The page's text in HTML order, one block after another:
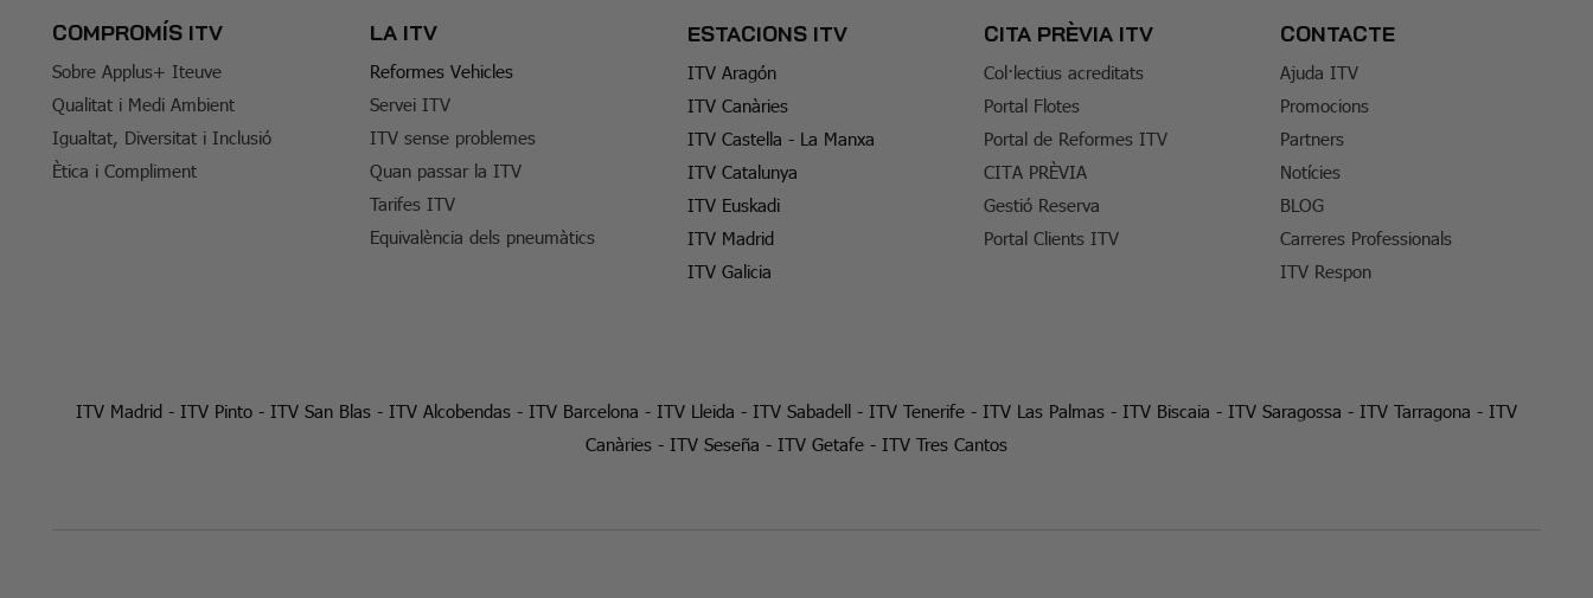
COMPROMÍS ITV
Sobre Applus+ Iteuve
Qualitat i Medi Ambient
Igualtat, Diversitat i Inclusió
Ètica i Compliment
LA ITV
Reformes Vehicles
Servei ITV
ITV sense problemes
Quan passar la ITV
Tarifes ITV
Equivalència dels pneumàtics
ESTACIONS ITV
ITV Aragón
ITV Canàries
ITV Castella - La Manxa
ITV Catalunya
ITV Euskadi
ITV Madrid
ITV Galicia
CITA PRÈVIA ITV
Col·lectius acreditats
Portal Flotes
Portal de Reformes ITV
CITA PRÈVIA
Gestió Reserva
Portal Clients ITV
CONTACTE
Ajuda ITV
Promocions
Partners
Notícies
BLOG
Carreres Professionals
ITV Respon
ITV Madrid - ITV Pinto - ITV San Blas - ITV Alcobendas - ITV Barcelona - ITV Lleida - ITV Sabadell - ITV Tenerife - ITV Las Palmas - ITV Biscaia - ITV Saragossa - ITV Tarragona - ITV
Canàries - ITV Seseña - ITV Getafe - ITV Tres Cantos